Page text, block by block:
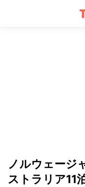
ノルウェージ
ストラリア11